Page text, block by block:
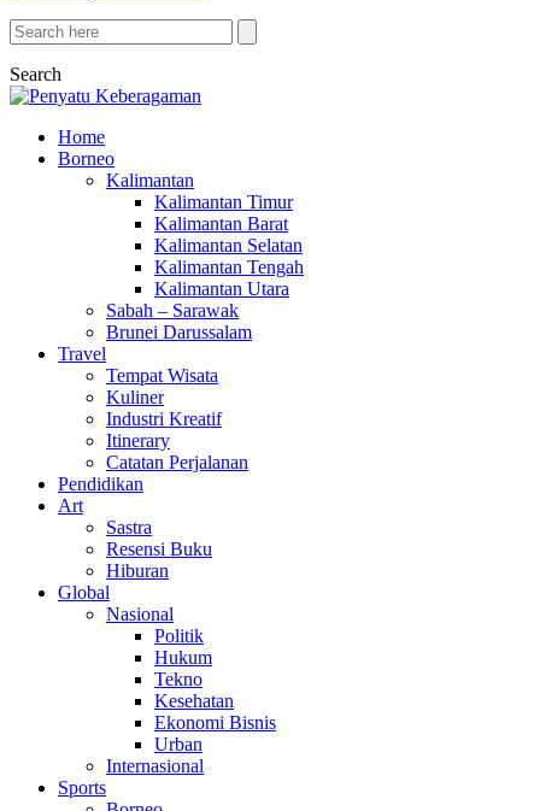
Search
Home
Borneo
Kalimantan
Kalimantan Timur
Kalimantan Barat
Kalimantan Selatan
Kalimantan Tengah
Kalimantan Utara
Sabah – Sarawak
Brunei Darussalam
Travel
Tempat Wisata
Kuliner
Industri Kreatif
Itinerary
Catatan Perjalanan
Pendidikan
Art
Sastra
Resensi Buku
Hiburan
Global
Nasional
Politik
Hukum
Tekno
Kesehatan
Ekonomi Bisnis
Urban
Internasional
Sports